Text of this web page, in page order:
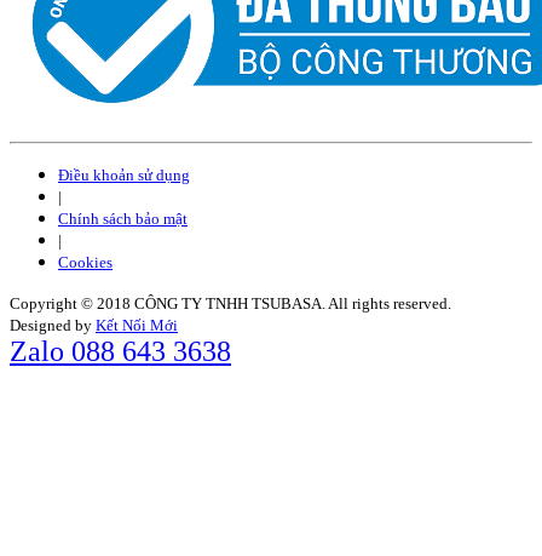
Điều khoản sử dụng
|
Chính sách bảo mật
|
Cookies
Copyright © 2018 CÔNG TY TNHH TSUBASA. All rights reserved.
Designed by Kết Nối Mới
Zalo 088 643 3638